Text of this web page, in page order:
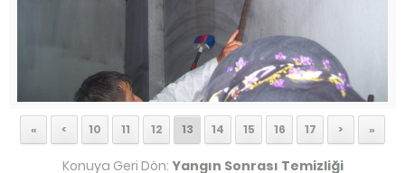
« < 10 11 12 13 14 15 16 17 > »
Konuya Geri Dön: Yangın Sonrası Temizliği